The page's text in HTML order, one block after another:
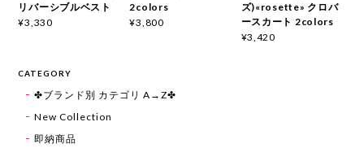
リバーシブルベスト
¥3,330
2colors
¥3,800
ズ)«rosette» クロバ
ースカート 2colors
¥3,420
CATEGORY
✤ブランド別 カテゴリ A→Z✤
New Collection
即納商品